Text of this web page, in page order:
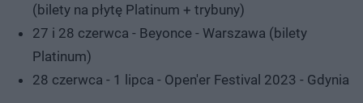
(bilety na płytę Platinum + trybuny)
27 i 28 czerwca - Beyonce - Warszawa (bilety
Platinum)
28 czerwca - 1 lipca - Open'er Festival 2023 - Gdynia